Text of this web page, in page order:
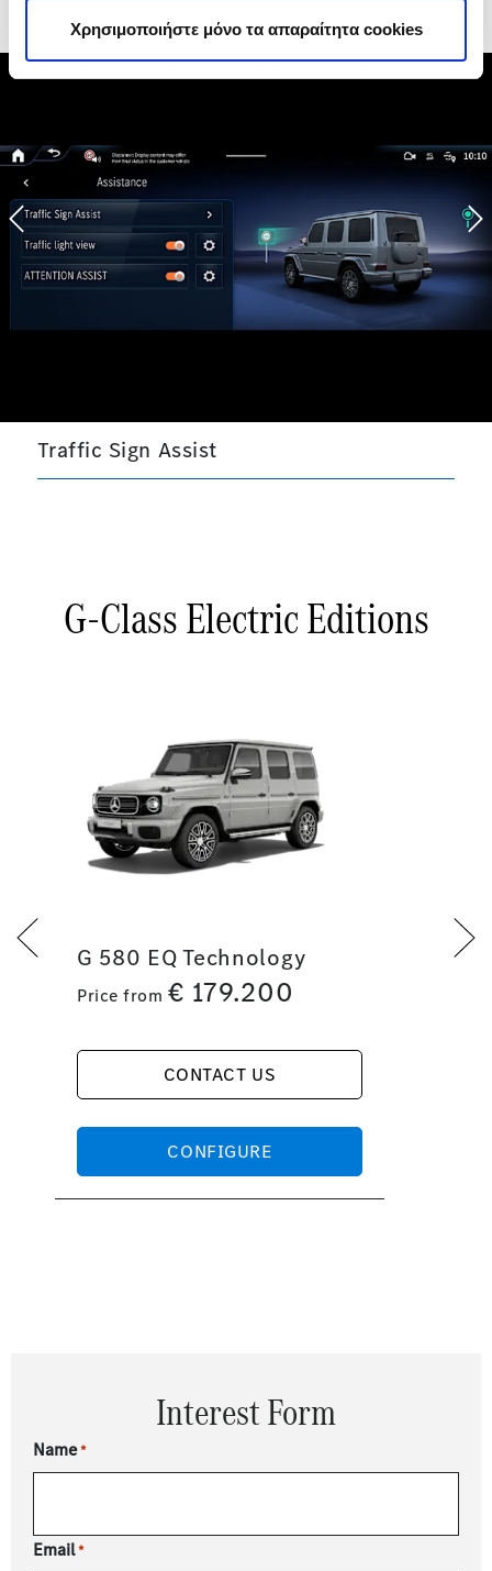
Χρησιμοποιήστε μόνο τα απαραίτητα cookies
Traffic Sign Assist
Previous
G-Class Electric Editions
G 580 EQ Technology
Price from € 179.200
CONTACT US
CONFIGURE
Interest Form
Name*
Email*